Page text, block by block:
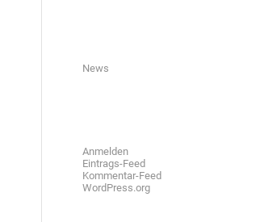
News
Anmelden
Eintrags-Feed
Kommentar-Feed
WordPress.org